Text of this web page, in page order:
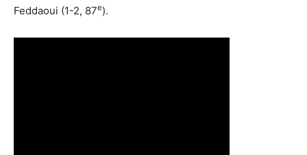
Feddaoui (1-2, 87e).